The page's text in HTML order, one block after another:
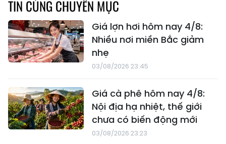
TIN CÙNG CHUYÊN MỤC
Giá lợn hơi hôm nay 4/8:
Nhiều nơi miền Bắc giảm
nhẹ
03/08/2026 23:45
Giá cà phê hôm nay 4/8:
Nội địa hạ nhiệt, thế giới
chưa có biến động mới
03/08/2026 23:23